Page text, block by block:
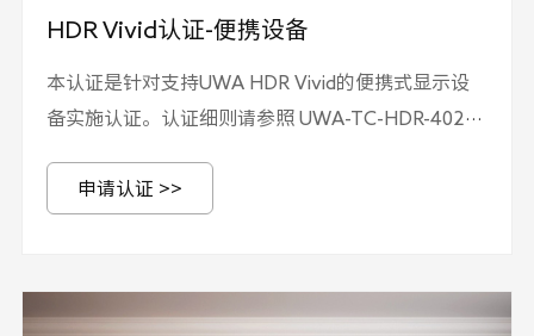
HDR Vivid认证-便携设备
本认证是针对支持UWA HDR Vivid的便携式显示设
备实施认证。认证细则请参照 UWA-TC-HDR-402《
照TUWA 005.3-2-2022 《高动态范围（HDR）视频
Vivid认证申请书》和 UWA-TC-HDR-402《 HDR
申请认证 >>